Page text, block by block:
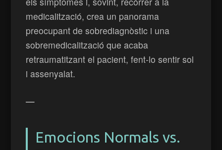
medicalització, crea un panorama
preocupant de sobrediagnòstic i una
sobremedicalització que acaba
retraumatitzant el pacient, fent-lo sentir sol
i assenyalat.
—
Emocions Normals vs.